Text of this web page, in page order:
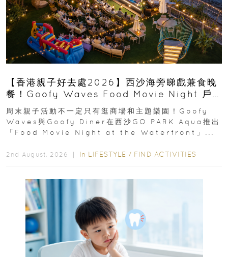
【香港親子好去處2026】西沙海旁睇戲兼食晚
餐！Goofy Waves Food Movie Night 戶
外影院逢週末登場
周末親子活動不一定只有逛商場和主題樂園！Goofy
Waves與Goofy Diner在西沙GO PARK Aqua推出
「Food Movie Night at the Waterfront」...
2nd August, 2026 ｜ In LIFESTYLE / FIND ACTIVITIES